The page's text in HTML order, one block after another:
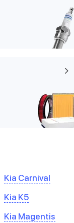
Kia Carnival
Kia K5
Kia Magentis